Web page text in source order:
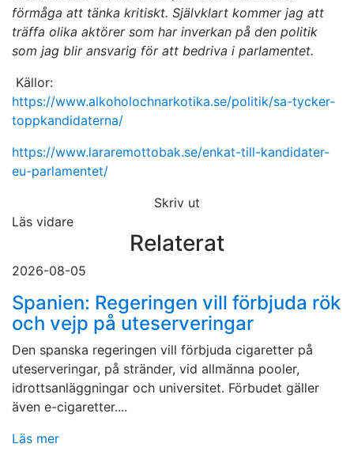
förmåga att tänka kritiskt. Självklart kommer jag att
träffa olika aktörer som har inverkan på den politik
som jag blir ansvarig för att bedriva i parlamentet.
Källor:
https://www.alkoholochnarkotika.se/politik/sa-tycker-
toppkandidaterna/
https://www.lararemottobak.se/enkat-till-kandidater-
eu-parlamentet/
Skriv ut
Läs vidare
Relaterat
2026-08-05
Spanien: Regeringen vill förbjuda rök
och vejp på uteserveringar
Den spanska regeringen vill förbjuda cigaretter på
uteserveringar, på stränder, vid allmänna pooler,
idrottsanläggningar och universitet. Förbudet gäller
även e-cigaretter....
Läs mer